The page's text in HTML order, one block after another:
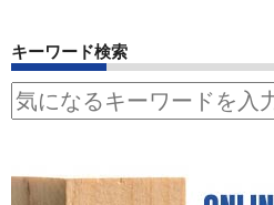
キーワード検索